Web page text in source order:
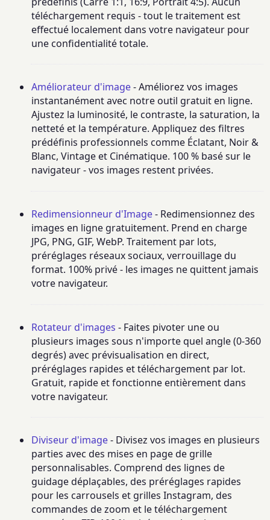
téléchargement requis - tout le traitement est
effectué localement dans votre navigateur pour
une confidentialité totale.
Améliorateur d'image- Améliorez vos images
instantanément avec notre outil gratuit en ligne.
Ajustez la luminosité, le contraste, la saturation, la
netteté et la température. Appliquez des filtres
prédéfinis professionnels comme Éclatant, Noir &
Blanc, Vintage et Cinématique. 100 % basé sur le
navigateur - vos images restent privées.
Redimensionneur d'Image- Redimensionnez des
images en ligne gratuitement. Prend en charge
JPG, PNG, GIF, WebP. Traitement par lots,
préréglages réseaux sociaux, verrouillage du
format. 100% privé - les images ne quittent jamais
votre navigateur.
Rotateur d'images - Faites pivoter une ou
plusieurs images sous n'importe quel angle (0-360
degrés) avec prévisualisation en direct,
préréglages rapides et téléchargement par lot.
Gratuit, rapide et fonctionne entièrement dans
votre navigateur.
Diviseur d'image- Divisez vos images en plusieurs
parties avec des mises en page de grille
personnalisables. Comprend des lignes de
guidage déplaçables, des préréglages rapides
pour les carrousels et grilles Instagram, des
commandes de zoom et le téléchargement